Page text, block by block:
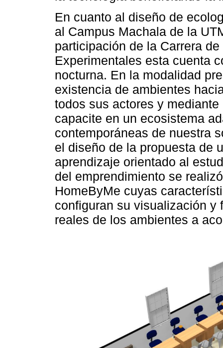
En cuanto al diseño de
al Campus Machala de la
participación de la Carrera
Experimentales esta cuenta
nocturna. En la modalidad
existencia de ambientes
todos sus actores y
capacite en un ecosistema
contemporáneas de nuestra
el diseño de la propuesta de
aprendizaje orientado al
del emprendimiento se
HomeByMe cuyas
configuran su visualización y
reales de los ambientes a